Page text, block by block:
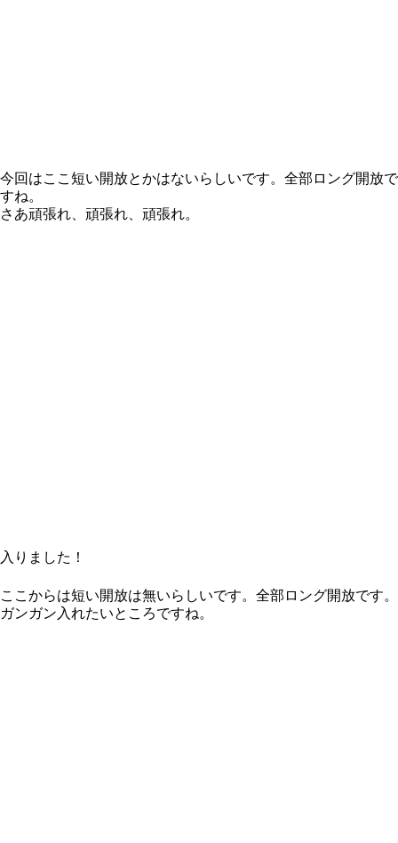
今回はここ短い開放とかはないらしいです。全部ロング開放で
すね。
さあ頑張れ、頑張れ、頑張れ。
入りました！
ここからは短い開放は無いらしいです。全部ロング開放です。
ガンガン入れたいところですね。